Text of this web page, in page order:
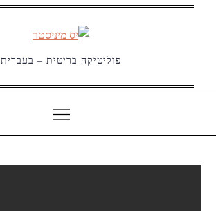
פוליטיקה בריטית – בעברית